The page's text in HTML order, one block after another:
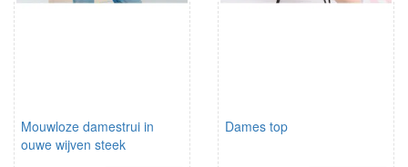
Mouwloze damestrui in
ouwe wijven steek
Dames top